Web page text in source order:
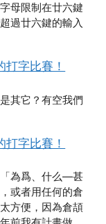
母限制在廿六鍵
過廿六鍵的輸入
字比賽！
其它？有空我們
字比賽！
為爲、什么―甚
或者用任何的倉
方便，因為倉頡